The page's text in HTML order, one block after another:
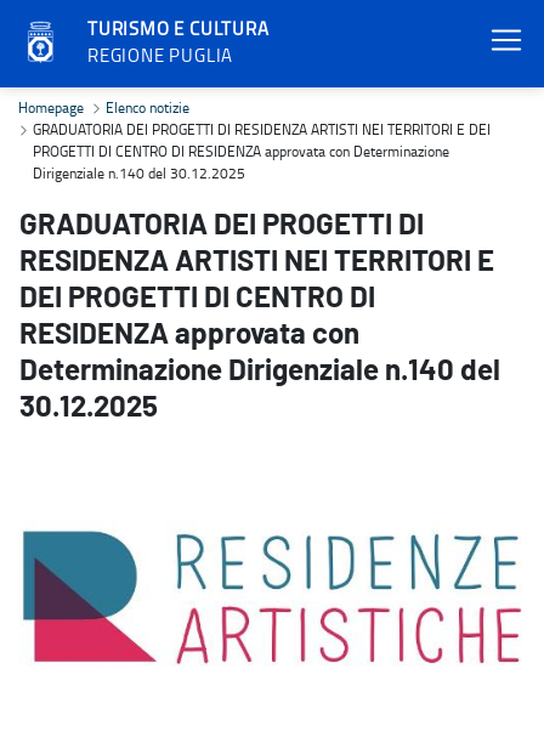
TURISMO E CULTURA
REGIONE PUGLIA
GRADUATORIA DEI PROGETTI DI RESIDENZA ARTISTI NEI
Homepage
Elenco notizie
GRADUATORIA DEI PROGETTI DI RESIDENZA ARTISTI NEI TERRITORI E DEI
PROGETTI DI CENTRO DI RESIDENZA approvata con Determinazione
Dirigenziale n.140 del 30.12.2025
GRADUATORIA DEI PROGETTI DI
RESIDENZA ARTISTI NEI TERRITORI E
DEI PROGETTI DI CENTRO DI
RESIDENZA approvata con
Determinazione Dirigenziale n.140 del
30.12.2025